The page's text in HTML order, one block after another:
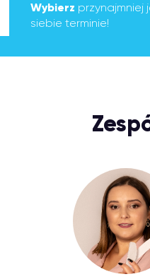
Wybierz przynajmniej
siebie terminie!